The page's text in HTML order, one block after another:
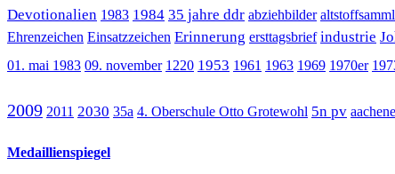
Devotionalien 1983 1984 35 jahre ddr abziehbilder
Ehrenzeichen Einsatzzeichen Erinnerung ersttagsbrief industrie
01. mai 1983 09. november 1220 1953 1961 1963 1969 1970er
2009 2011 2030 35a 4. Oberschule Otto Grotewohl 5n pv
Medaillienspiegel